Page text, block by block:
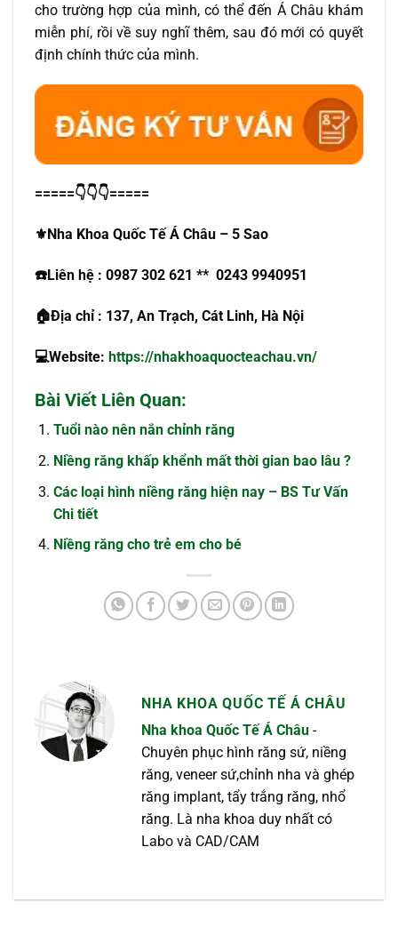
cho trường hợp của mình, có thể đến Á Châu khám
miễn phí, rồi về suy nghĩ thêm, sau đó mới có quyết
định chính thức của mình.
=====👇👇👇=====
⚜️Nha Khoa Quốc Tế Á Châu – 5 Sao
☎️Liên hệ : 0987 302 621 ** 0243 9940951
🏠Địa chỉ : 137, An Trạch, Cát Linh, Hà Nội
💻Website: https://nhakhoaquocteachau.vn/
Bài Viết Liên Quan:
Tuổi nào nên nắn chỉnh răng
Niềng răng khấp khểnh mất thời gian bao lâu ?
Các loại hình niềng răng hiện nay – BS Tư Vấn
Chi tiết
Niềng răng cho trẻ em cho bé
NHA KHOA QUỐC TẾ Á CHÂU
Nha khoa Quốc Tế Á Châu -
Chuyên phục hình răng sứ, niềng
răng, veneer sứ,chỉnh nha và ghép
răng implant, tẩy trắng răng, nhổ
răng. Là nha khoa duy nhất có
Labo và CAD/CAM